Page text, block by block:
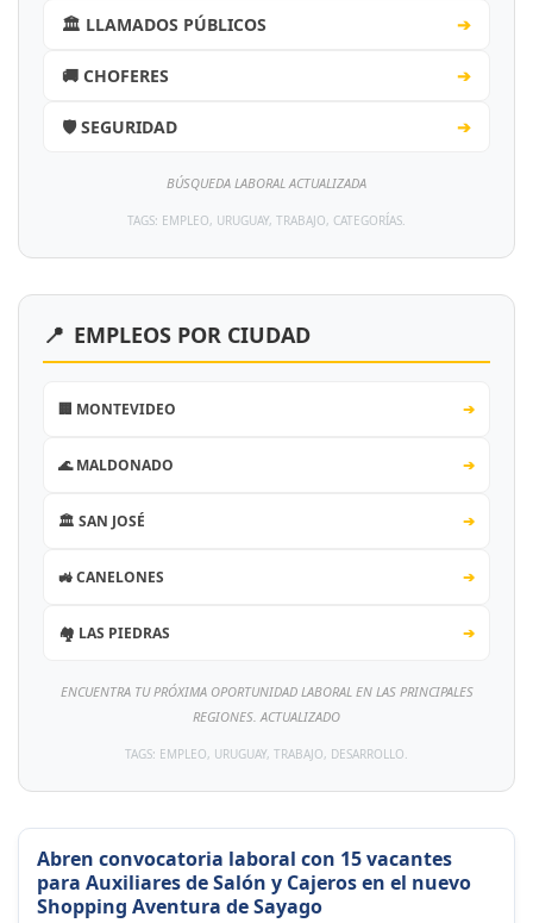
🏛️ LLAMADOS PÚBLICOS ➔
🚚 CHOFERES ➔
🛡️ SEGURIDAD ➔
BÚSQUEDA LABORAL ACTUALIZADA
TAGS: EMPLEO, URUGUAY, TRABAJO, CATEGORÍAS.
📍 EMPLEOS POR CIUDAD
🏢 MONTEVIDEO ➔
🌊 MALDONADO ➔
🏛️ SAN JOSÉ ➔
🚜 CANELONES ➔
🏘️ LAS PIEDRAS ➔
ENCUENTRA TU PRÓXIMA OPORTUNIDAD LABORAL EN LAS PRINCIPALES
REGIONES. ACTUALIZADO
TAGS: EMPLEO, URUGUAY, TRABAJO, DESARROLLO.
Abren convocatoria laboral con 15 vacantes
para Auxiliares de Salón y Cajeros en el nuevo
Shopping Aventura de Sayago